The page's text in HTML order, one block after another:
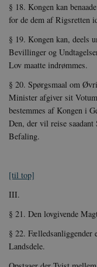
§ 18. Kongen kan
for de dem af Rigsretten
§ 19. Kongen kan, deels
Bevillinger og
Lov maatte indrømmes.
§ 20. Spørgsmaal om
Minister afgiver sit
bestemmes af Kongen i
Den, der vil reise
Befaling.
[til top]
III.
§ 21. Den lovgivende
§ 22. Fælledsanliggender
Landsdele.